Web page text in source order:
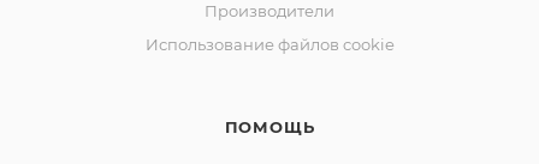
Производители
Использование файлов cookie
ПОМОЩЬ